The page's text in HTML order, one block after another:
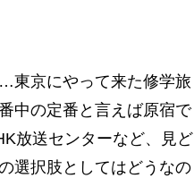
京にやって来た修学旅
中の定番と言えば原宿で
放送センターなど、見ど
選択肢としてはどうなの